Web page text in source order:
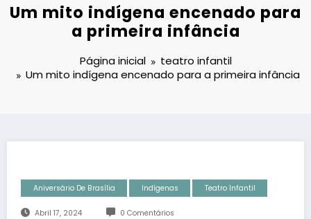
Um mito indígena encenado para
a primeira infância
Página inicial
teatro infantil
Um mito indígena encenado para a primeira infância
Aniversário De Brasília Indígenas Teatro Infantil
Abril 17, 2024 0 Comentários